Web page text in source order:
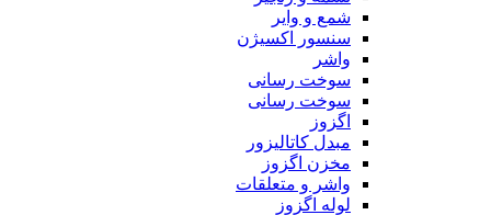
شمع و وایر
سنسور اکسیژن
واشر
سوخت رسانی
سوخت رسانی
اگزوز
مبدل کاتالیزور
مخزن اگزوز
واشر و متعلقات
لوله اگزوز